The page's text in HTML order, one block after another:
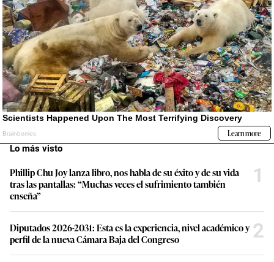
Lo más visto
Phillip Chu Joy lanza libro, nos habla de su éxito y de su vida
tras las pantallas: “Muchas veces el sufrimiento también
enseña”
1
Diputados 2026-2031: Esta es la experiencia, nivel académico y
perfil de la nueva Cámara Baja del Congreso
2